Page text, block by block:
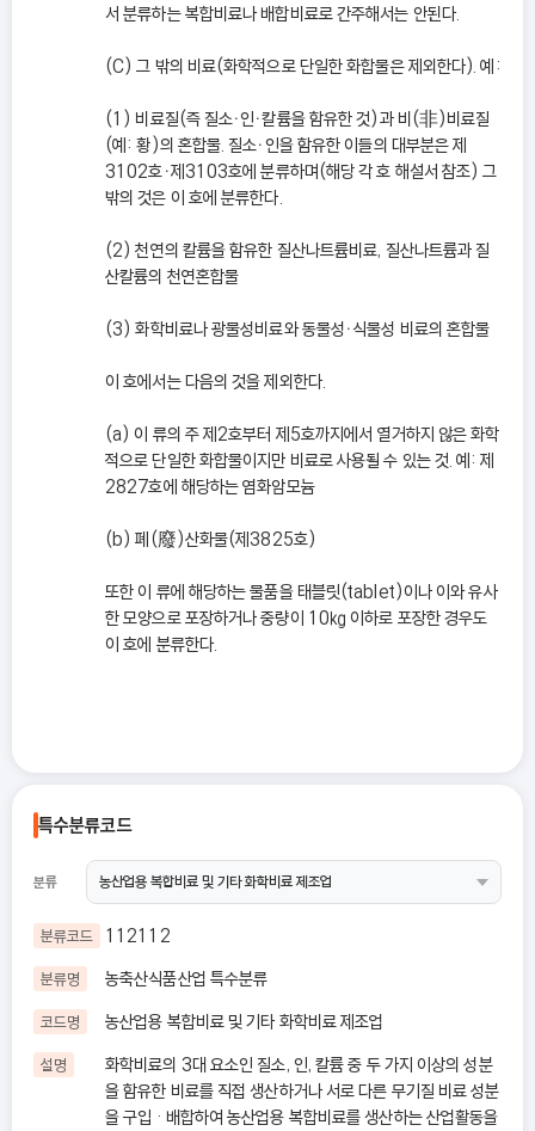
서 분류하는 복합비료나 배합비료로 간주해서는 안된다.
(C) 그 밖의 비료(화학적으로 단일한 화합물은 제외한다). 예:
(1) 비료질(즉 질소ㆍ인ㆍ칼륨을 함유한 것)과 비(非)비료질
(예: 황)의 혼합물. 질소ㆍ인을 함유한 이들의 대부분은 제
3102호ㆍ제3103호에 분류하며(해당 각 호 해설서 참조) 그
밖의 것은 이 호에 분류한다.
(2) 천연의 칼륨을 함유한 질산나트륨비료, 질산나트륨과 질
산칼륨의 천연혼합물
(3) 화학비료나 광물성비료와 동물성ㆍ식물성 비료의 혼합물
이 호에서는 다음의 것을 제외한다.
(a) 이 류의 주 제2호부터 제5호까지에서 열거하지 않은 화학
적으로 단일한 화합물이지만 비료로 사용될 수 있는 것. 예: 제
2827호에 해당하는 염화암모늄
(b) 폐(廢)산화물(제3825호)
또한 이 류에 해당하는 물품을 태블릿(tablet)이나 이와 유사
한 모양으로 포장하거나 중량이 10㎏ 이하로 포장한 경우도
이 호에 분류한다.
특수분류코드
분류
분류코드 112112
분류명 농축산식품산업 특수분류
코드명 농산업용 복합비료 및 기타 화학비료 제조업
설명
화학비료의 3대 요소인 질소, 인, 칼륨 중 두 가지 이상의 성분
을 함유한 비료를 직접 생산하거나 서로 다른 무기질 비료 성분
을 구입 · 배합하여 농산업용 복합비료를 생산하는 산업활동을